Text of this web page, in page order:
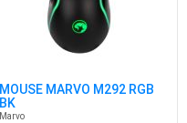
MOUSE MARVO M292 RGB
BK
Marvo